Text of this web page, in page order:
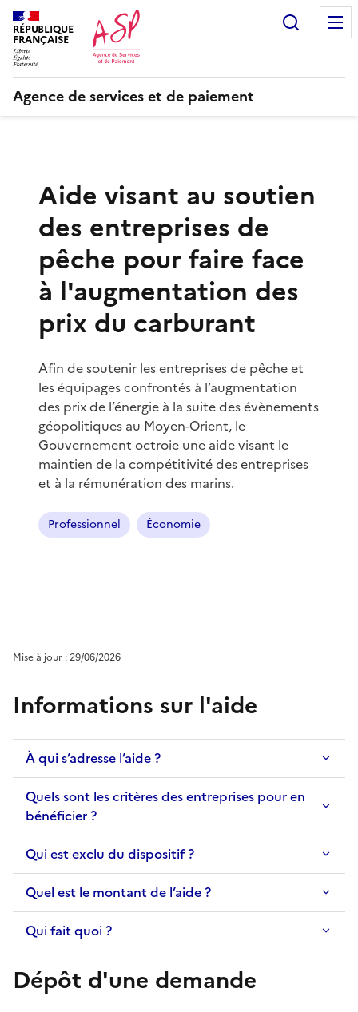
RÉPUBLIQUE
FRANÇAISE
Agence de services et de paiement
Aide visant au soutien
des entreprises de
pêche pour faire face
à l'augmentation des
prix du carburant
Afin de soutenir les entreprises de pêche et
les équipages confrontés à l’augmentation
des prix de l’énergie à la suite des évènements
géopolitiques au Moyen-Orient, le
Gouvernement octroie une aide visant le
maintien de la compétitivité des entreprises
et à la rémunération des marins.
Professionnel Économie
Mise à jour : 29/06/2026
Informations sur l'aide
À qui s’adresse l’aide ?
Quels sont les critères des entreprises pour en
bénéficier ?
Qui est exclu du dispositif ?
Quel est le montant de l’aide ?
Qui fait quoi ?
Dépôt d'une demande